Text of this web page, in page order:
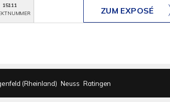
15111
ZUM EXPOSÉ
(Rheinland) Neuss Ratingen